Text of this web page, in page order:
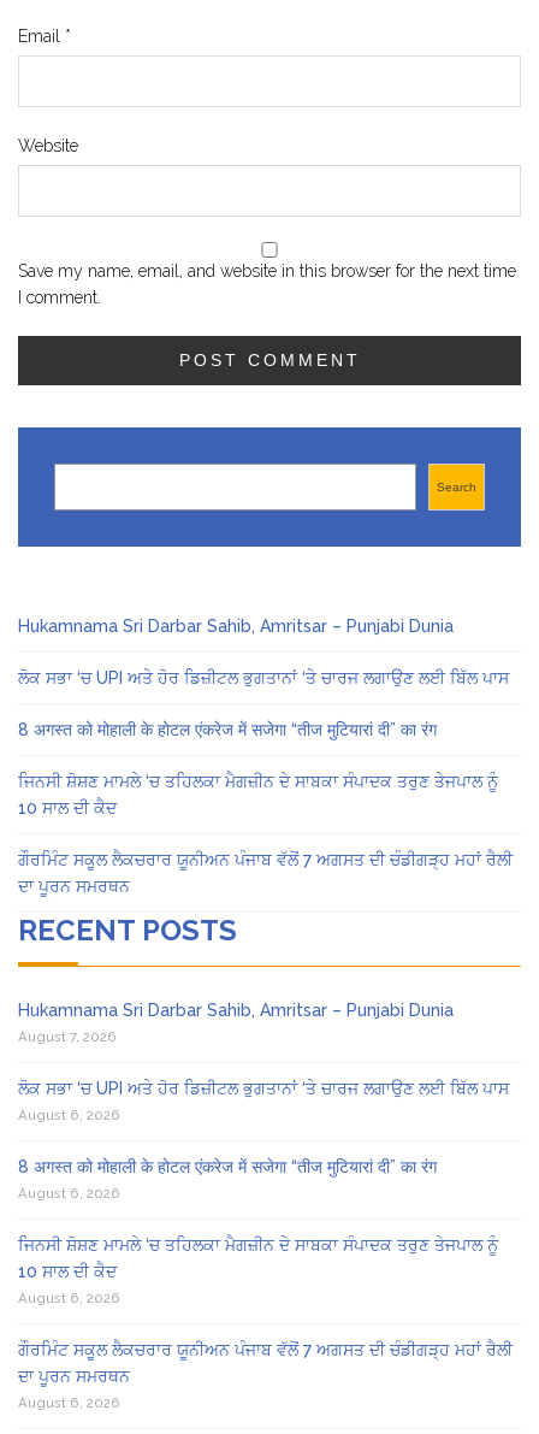
Email *
Website
Save my name, email, and website in this browser for the next time
I comment.
Search
Hukamnama Sri Darbar Sahib, Amritsar – Punjabi Dunia
ਲੋਕ ਸਭਾ ‘ਚ UPI ਅਤੇ ਹੋਰ ਡਿਜ਼ੀਟਲ ਭੁਗਤਾਨਾਂ ‘ਤੇ ਚਾਰਜ ਲਗਾਉਣ ਲਈ ਬਿੱਲ ਪਾਸ
8 अगस्त को मोहाली के होटल एंकरेज में सजेगा “तीज मुटियारां दी” का रंग
ਜਿਨਸੀ ਸ਼ੋਸ਼ਣ ਮਾਮਲੇ ‘ਚ ਤਹਿਲਕਾ ਮੈਗਜ਼ੀਨ ਦੇ ਸਾਬਕਾ ਸੰਪਾਦਕ ਤਰੁਣ ਤੇਜਪਾਲ ਨੂੰ
10 ਸਾਲ ਦੀ ਕੈਦ
ਗੌਰਮਿੰਟ ਸਕੂਲ ਲੈਕਚਰਾਰ ਯੂਨੀਅਨ ਪੰਜਾਬ ਵੱਲੋਂ 7 ਅਗਸਤ ਦੀ ਚੰਡੀਗੜ੍ਹ ਮਹਾਂ ਰੈਲੀ
ਦਾ ਪੂਰਨ ਸਮਰਥਨ
RECENT POSTS
Hukamnama Sri Darbar Sahib, Amritsar – Punjabi Dunia
August 7, 2026
ਲੋਕ ਸਭਾ ‘ਚ UPI ਅਤੇ ਹੋਰ ਡਿਜ਼ੀਟਲ ਭੁਗਤਾਨਾਂ ‘ਤੇ ਚਾਰਜ ਲਗਾਉਣ ਲਈ ਬਿੱਲ ਪਾਸ
August 6, 2026
8 अगस्त को मोहाली के होटल एंकरेज में सजेगा “तीज मुटियारां दी” का रंग
August 6, 2026
ਜਿਨਸੀ ਸ਼ੋਸ਼ਣ ਮਾਮਲੇ ‘ਚ ਤਹਿਲਕਾ ਮੈਗਜ਼ੀਨ ਦੇ ਸਾਬਕਾ ਸੰਪਾਦਕ ਤਰੁਣ ਤੇਜਪਾਲ ਨੂੰ
10 ਸਾਲ ਦੀ ਕੈਦ
August 6, 2026
ਗੌਰਮਿੰਟ ਸਕੂਲ ਲੈਕਚਰਾਰ ਯੂਨੀਅਨ ਪੰਜਾਬ ਵੱਲੋਂ 7 ਅਗਸਤ ਦੀ ਚੰਡੀਗੜ੍ਹ ਮਹਾਂ ਰੈਲੀ
ਦਾ ਪੂਰਨ ਸਮਰਥਨ
August 6, 2026